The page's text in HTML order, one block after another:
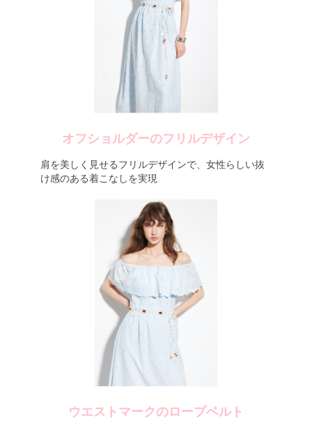
オフショルダーのフリルデザイン
肩を美しく見せるフリルデザインで、女性らしい抜
け感のある着こなしを実現
ウエストマークのロープベルト